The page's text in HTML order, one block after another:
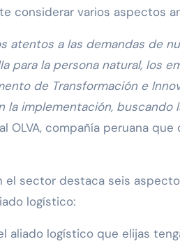
considerar varios aspectos
atentos a las demandas de
para la persona natural, los
de Transformación e
la implementación,
OLVA, compañía peruana
el sector destaca seis
logístico:
aliado logístico que elijas